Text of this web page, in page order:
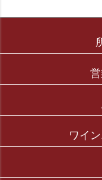
ワイ